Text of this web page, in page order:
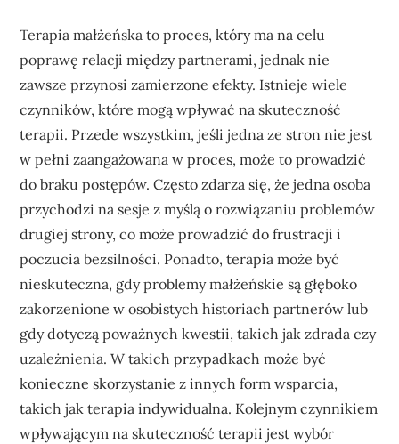
Terapia małżeńska to proces, który ma na celu
poprawę relacji między partnerami, jednak nie
zawsze przynosi zamierzone efekty. Istnieje wiele
czynników, które mogą wpływać na skuteczność
terapii. Przede wszystkim, jeśli jedna ze stron nie jest
w pełni zaangażowana w proces, może to prowadzić
do braku postępów. Często zdarza się, że jedna osoba
przychodzi na sesje z myślą o rozwiązaniu problemów
drugiej strony, co może prowadzić do frustracji i
poczucia bezsilności. Ponadto, terapia może być
nieskuteczna, gdy problemy małżeńskie są głęboko
zakorzenione w osobistych historiach partnerów lub
gdy dotyczą poważnych kwestii, takich jak zdrada czy
uzależnienia. W takich przypadkach może być
konieczne skorzystanie z innych form wsparcia,
takich jak terapia indywidualna. Kolejnym czynnikiem
wpływającym na skuteczność terapii jest wybór